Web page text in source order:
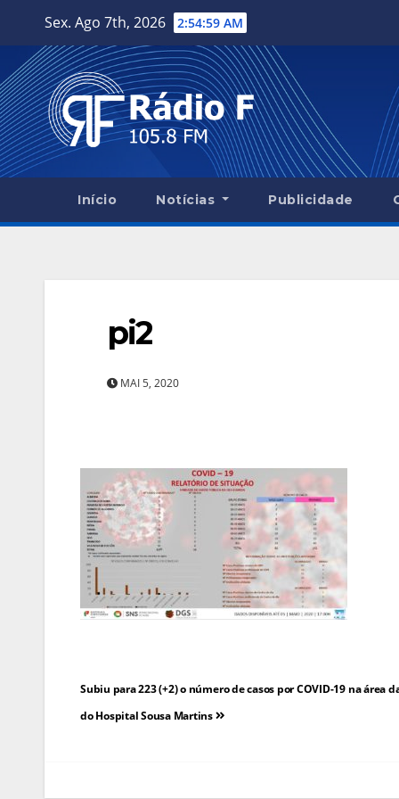
content
Sex. Ago 7th, 2026 2:55:00 AM
Início Notícias Publicidade
pi2
MAI 5, 2020
Navegação
de
Subiu para 223 (+2) o número de casos por COVID-19 na
do Hospital Sousa Martins